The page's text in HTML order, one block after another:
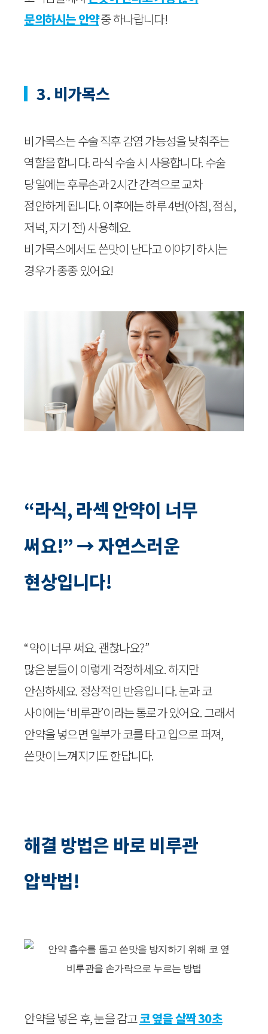
문의하시는 안약중 하나랍니다!
3. 비가목스
비가목스는 수술 직후 감염 가능성을 낮춰주는
역할을 합니다. 라식 수술 시 사용합니다. 수술
당일에는 후루손과 2시간 간격으로 교차
점안하게 됩니다. 이후에는 하루 4번(아침, 점심,
저녁, 자기 전) 사용해요.
비가목스에서도 쓴맛이 난다고 이야기 하시는
경우가 종종 있어요!
“라식, 라섹 안약이 너무
써요!” → 자연스러운
현상입니다!
“약이 너무 써요. 괜찮나요?”
많은 분들이 이렇게 걱정하세요. 하지만
안심하세요. 정상적인 반응입니다. 눈과 코
사이에는 ‘비루관’이라는 통로가 있어요. 그래서
안약을 넣으면 일부가 코를 타고 입으로 퍼져,
쓴맛이 느껴지기도 한답니다.
해결 방법은 바로 비루관
압박법!
안약을 넣은 후, 눈을 감고코 옆을 살짝 30초